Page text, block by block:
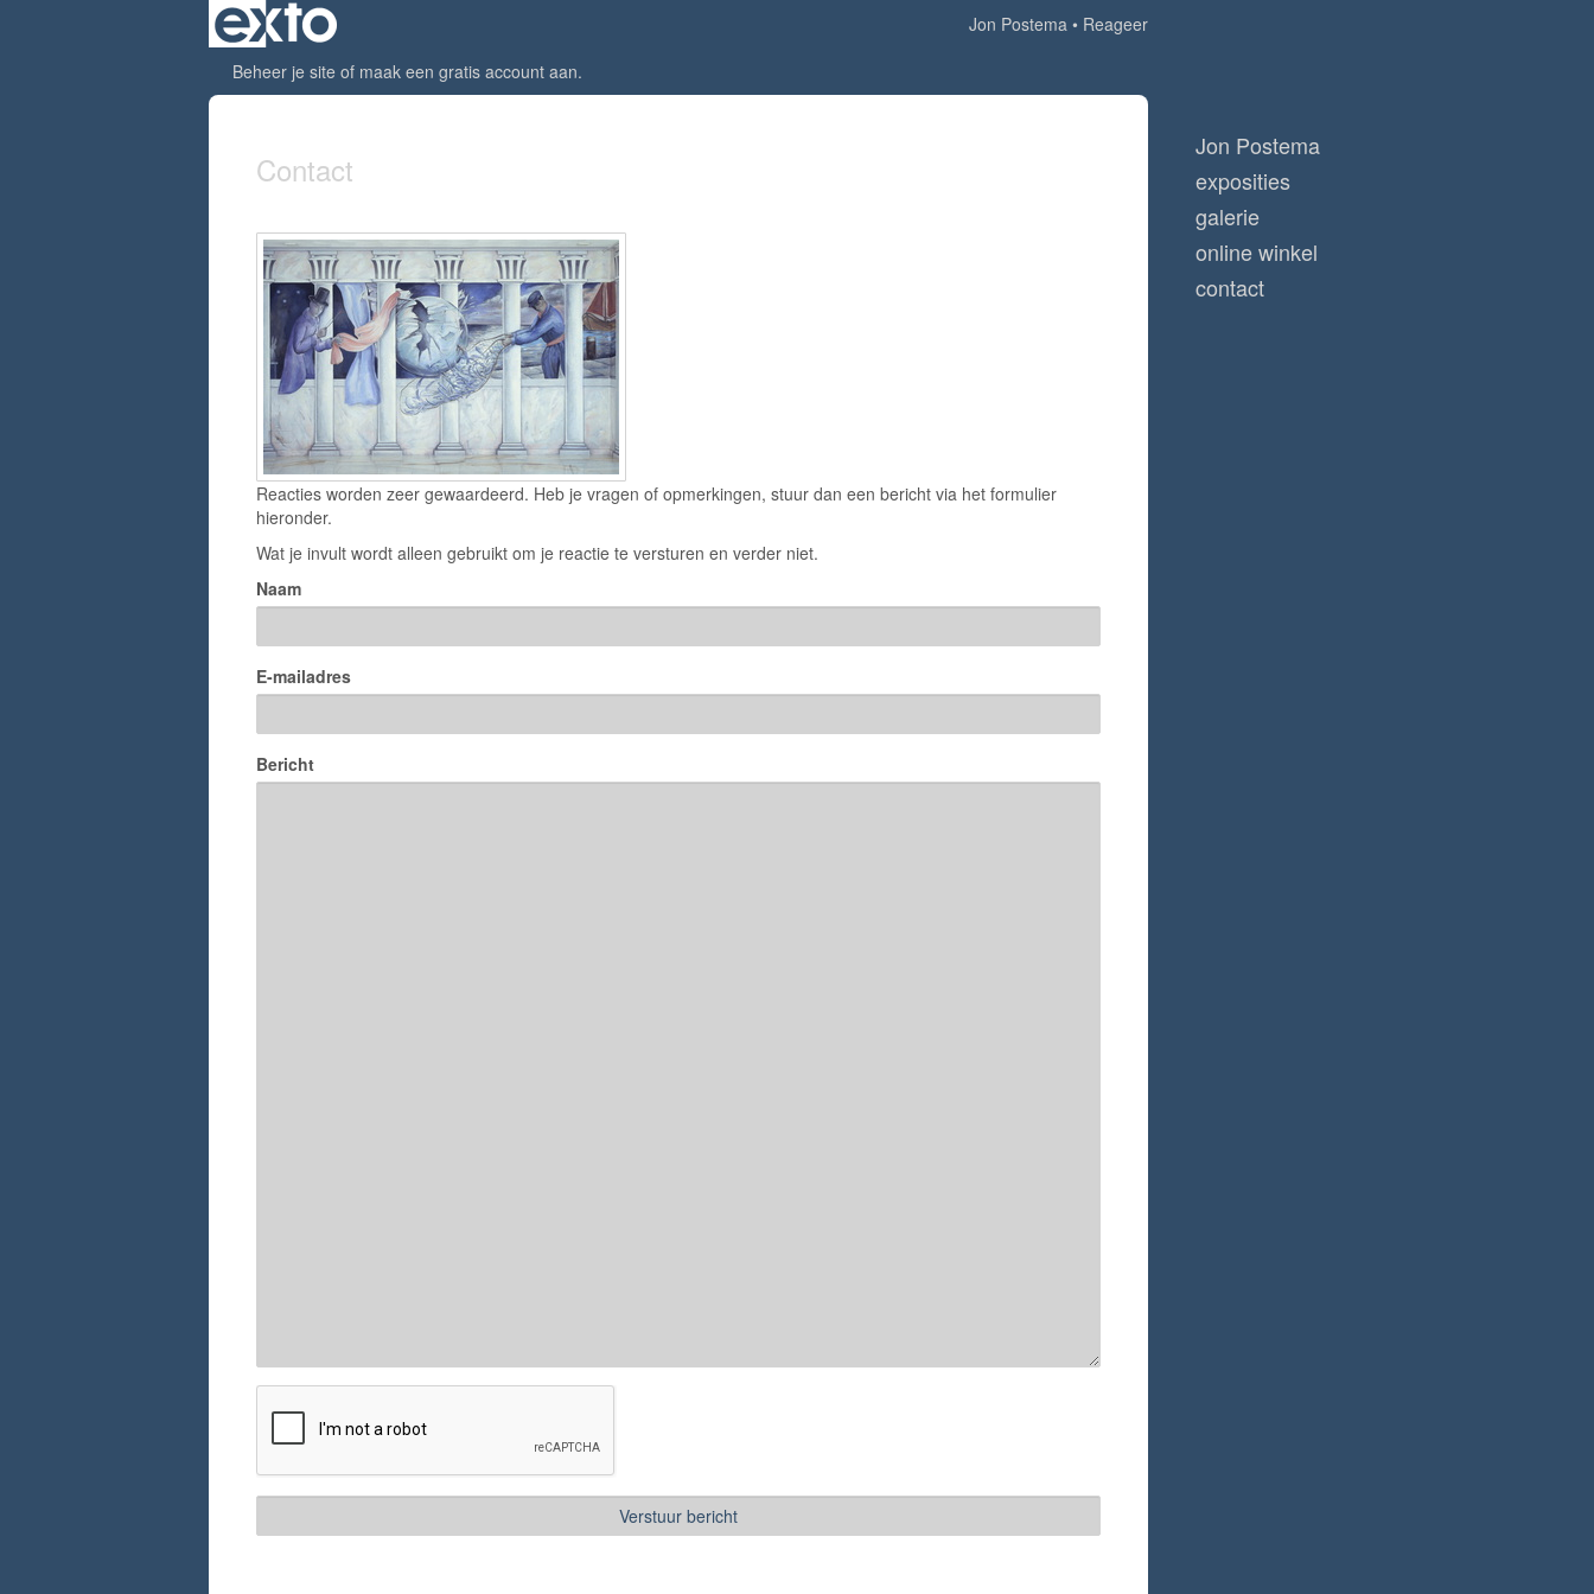
Jon Postema
Reageer
Beheer je site of maak een gratis account aan.
Contact
Reacties worden zeer gewaardeerd. Heb je vragen of opmerkingen, stuur dan een bericht via het formulier
hieronder.
Wat je invult wordt alleen gebruikt om je reactie te versturen en verder niet.
Naam
E-mailadres
Bericht
Jon Postema
exposities
galerie
online winkel
contact